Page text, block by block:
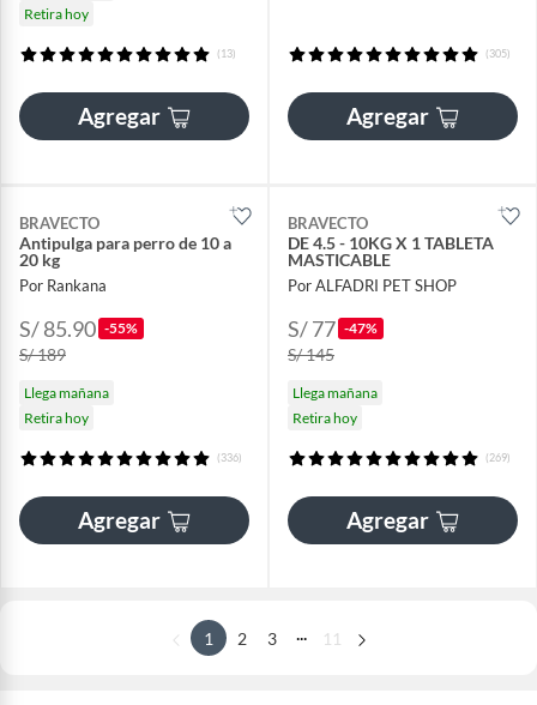
Retira hoy
(13)
Agregar
(305)
Agregar
BRAVECTO
Antipulga para perro de 10 a
20 kg
Por Rankana
S/ 85.90 -55%
S/ 189
Llega mañana
Retira hoy
(336)
Agregar
BRAVECTO
DE 4.5 - 10KG X 1 TABLETA
MASTICABLE
Por ALFADRI PET SHOP
S/ 77 -47%
S/ 145
Llega mañana
Retira hoy
(269)
Agregar
1 2 3 11